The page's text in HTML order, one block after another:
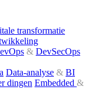
transformatie
& DevSecOps
Data-analyse & BI
dingen Embedded &